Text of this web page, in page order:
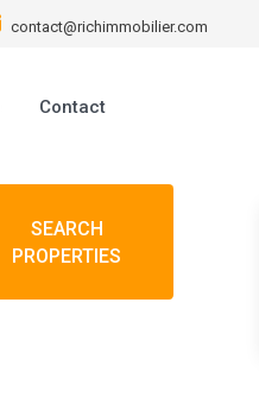
contact@richimmobilier.com
Contact
SEARCH
PROPERTIES